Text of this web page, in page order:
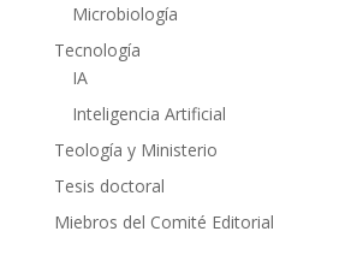
Microbiología
Tecnología
IA
Inteligencia Artificial
Teología y Ministerio
Tesis doctoral
Miebros del Comité Editorial